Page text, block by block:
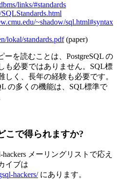
links/#standards
~shadow/sql.html#syntax
lokal/standards.pdf(paper)
を読むことは、PostgreSQL の
も必要ではありません。SQL標
く、長年の経験も必要です。
の多くの機能は、SQL標準で
こで得られますか?
メーリングリストで応え
イブは
hackers/にあります。